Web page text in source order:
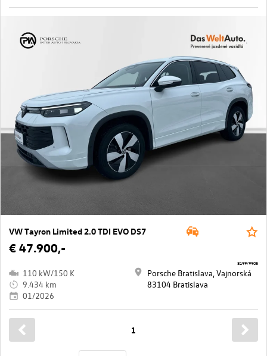
VW Tayron Limited 2.0 TDI EVO DS7
€ 47.900,-
110 kW/150 K
9.434 km
01/2026
Porsche Bratislava, Vajnorská
83104 Bratislava
8199/9905
1